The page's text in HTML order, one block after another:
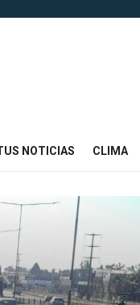
NOTICIAS CLIMA